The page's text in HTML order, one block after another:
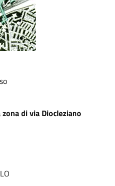
di via Diocleziano